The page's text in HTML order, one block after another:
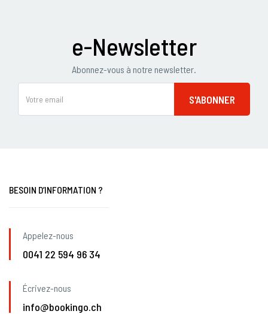
e-Newsletter
Abonnez-vous à notre newsletter.
BESOIN D’INFORMATION ?
Appelez-nous
0041 22 594 96 34
Écrivez-nous
info@bookingo.ch